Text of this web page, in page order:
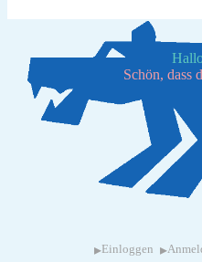
Schön, dass
▸ Einloggen ▸